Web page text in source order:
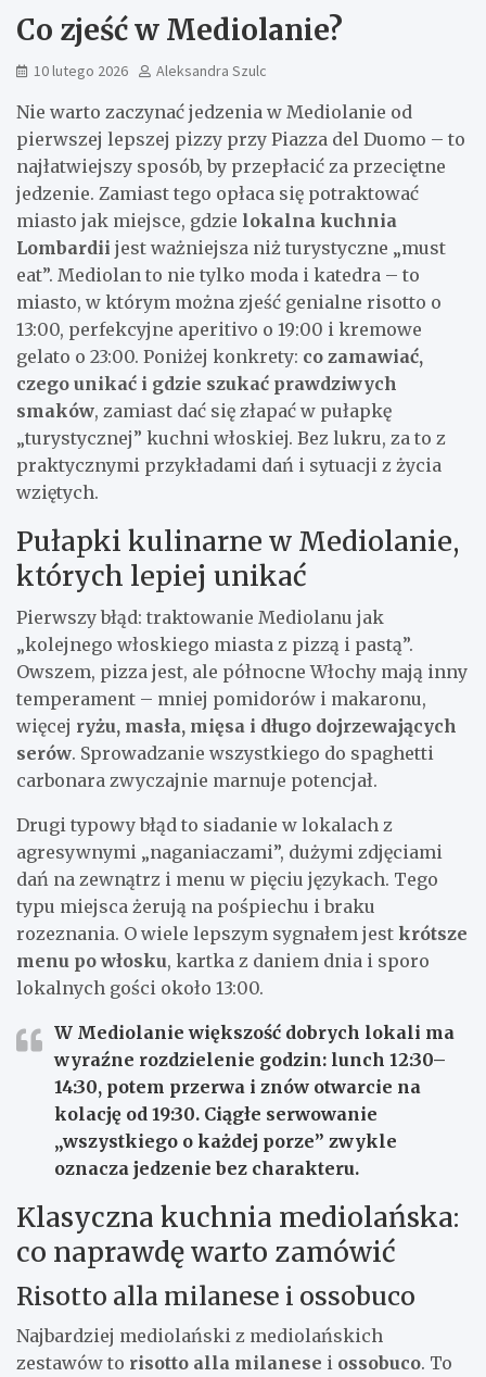
Co zjeść w Mediolanie?
10 lutego 2026 Aleksandra Szulc
Nie warto zaczynać jedzenia w Mediolanie od
pierwszej lepszej pizzy przy Piazza del Duomo – to
najłatwiejszy sposób, by przepłacić za przeciętne
jedzenie. Zamiast tego opłaca się potraktować
miasto jak miejsce, gdzie lokalna kuchnia
Lombardii jest ważniejsza niż turystyczne „must
eat”. Mediolan to nie tylko moda i katedra – to
miasto, w którym można zjeść genialne risotto o
13:00, perfekcyjne aperitivo o 19:00 i kremowe
gelato o 23:00. Poniżej konkrety: co zamawiać,
czego unikać i gdzie szukać prawdziwych
smaków, zamiast dać się złapać w pułapkę
„turystycznej” kuchni włoskiej. Bez lukru, za to z
praktycznymi przykładami dań i sytuacji z życia
wziętych.
Pułapki kulinarne w Mediolanie,
których lepiej unikać
Pierwszy błąd: traktowanie Mediolanu jak
„kolejnego włoskiego miasta z pizzą i pastą”.
Owszem, pizza jest, ale północne Włochy mają inny
temperament – mniej pomidorów i makaronu,
więcej ryżu, masła, mięsa i długo dojrzewających
serów. Sprowadzanie wszystkiego do spaghetti
carbonara zwyczajnie marnuje potencjał.
Drugi typowy błąd to siadanie w lokalach z
agresywnymi „naganiaczami”, dużymi zdjęciami
dań na zewnątrz i menu w pięciu językach. Tego
typu miejsca żerują na pośpiechu i braku
rozeznania. O wiele lepszym sygnałem jest krótsze
menu po włosku, kartka z daniem dnia i sporo
lokalnych gości około 13:00.
W Mediolanie większość dobrych lokali ma
wyraźne rozdzielenie godzin: lunch 12:30–
14:30, potem przerwa i znów otwarcie na
kolację od 19:30. Ciągłe serwowanie
„wszystkiego o każdej porze” zwykle
oznacza jedzenie bez charakteru.
Klasyczna kuchnia mediolańska:
co naprawdę warto zamówić
Risotto alla milanese i ossobuco
Najbardziej mediolański z mediolańskich
zestawów to risotto alla milanese i ossobuco. To